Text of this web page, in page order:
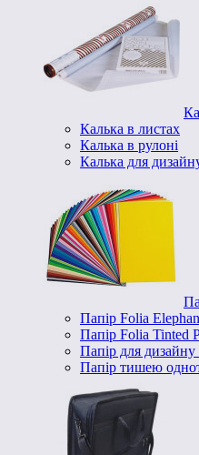
Калька в листах
Калька в рулоні
Калька для
Папір Folia
Папір Folia Tinted
Папір для
Папір тишею